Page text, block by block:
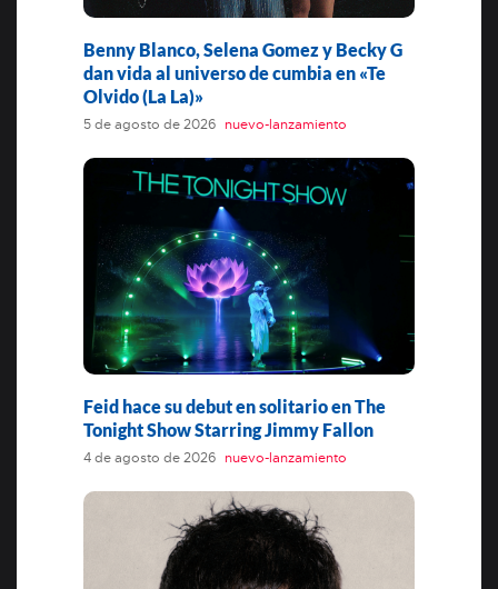
Benny Blanco, Selena Gomez y Becky G
dan vida al universo de cumbia en «Te
Olvido (La La)»
5 de agosto de 2026 nuevo-lanzamiento
Feid hace su debut en solitario en The
Tonight Show Starring Jimmy Fallon
4 de agosto de 2026 nuevo-lanzamiento